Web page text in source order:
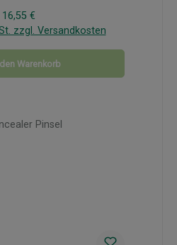
Regulärer Preis:
16,55 €
zzgl. Versandkosten
den Warenkorb